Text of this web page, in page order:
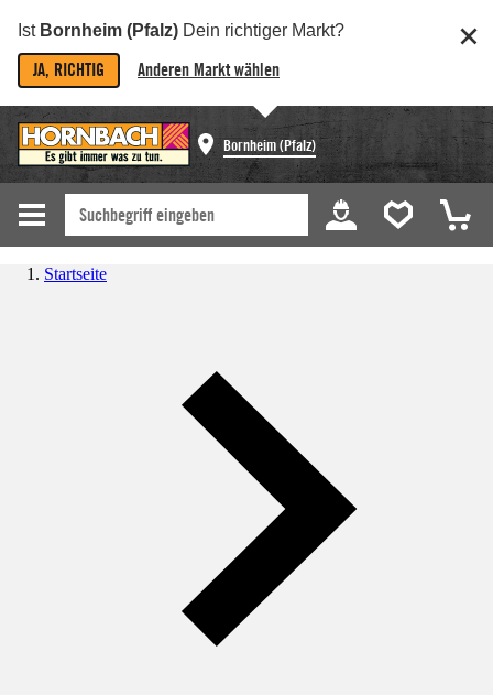
Ist Bornheim (Pfalz) Dein richtiger Markt?
JA, RICHTIG Anderen Markt wählen
Bornheim (Pfalz)
Startseite